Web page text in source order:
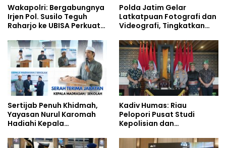
Wakapolri: Bergabungnya
Irjen Pol. Susilo Teguh
Raharjo ke UBISA Perkuat
Studi Kepolisian
Polda Jatim Gelar
Latkatpuan Fotografi dan
Videografi, Tingkatkan
Era Digital
Sertijab Penuh Khidmah,
Yayasan Nurul Karomah
Hadiahi Kepala
Umrah
Kadiv Humas: Riau
Pelopori Pusat Studi
Kepolisian dan
Policing Masuki Babak